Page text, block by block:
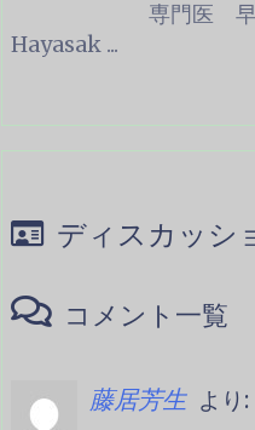
専門医
Hayasak ...
ディスカッシ
コメント一覧
藤居芳生 より: